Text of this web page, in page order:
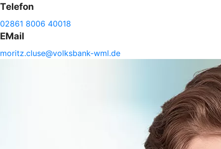
Telefon
02861 8006 40018
EMail
moritz.cluse@volksbank-wml.de